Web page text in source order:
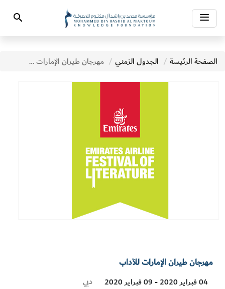
Toggle
navigation
Search
الصفحة الرئيسة الجدول الزمني مهرجان طيران الإمارات للآداب
مهرجان طيران الإمارات للآداب
04 فبراير 2020 - 09 فبراير 2020
Visit
دبي